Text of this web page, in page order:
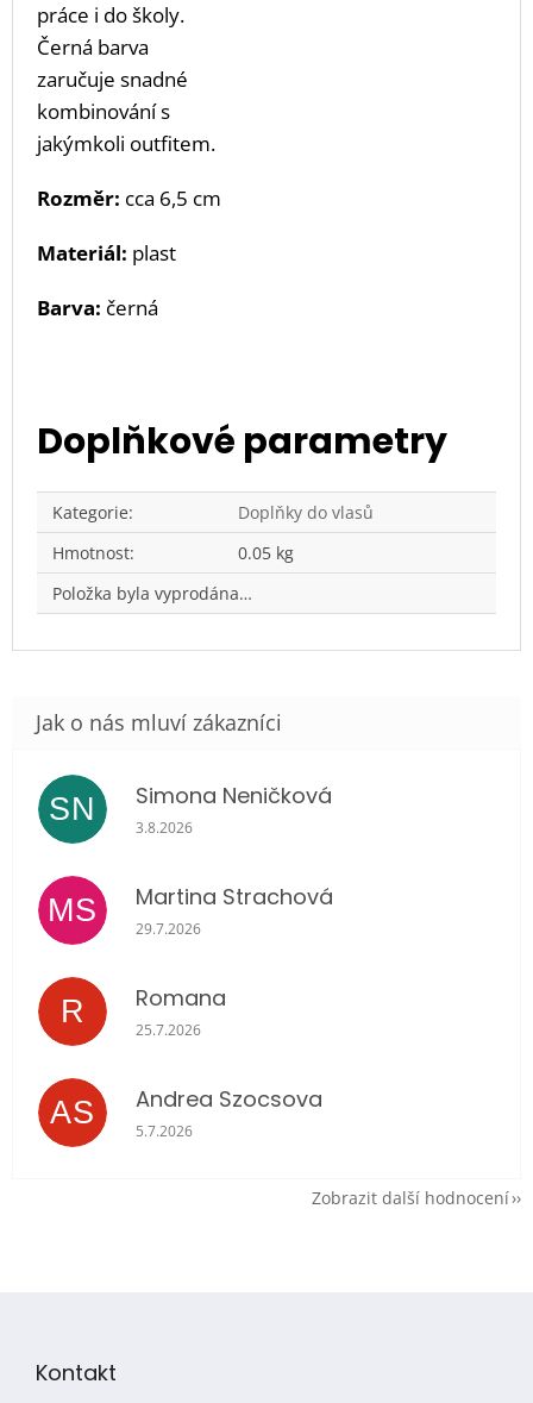
práce i do školy.
Černá barva
zaručuje snadné
kombinování s
jakýmkoli outfitem.
Rozměr: cca 6,5 cm
Materiál: plast
Barva: černá
Doplňkové parametry
Kategorie:
Doplňky do vlasů
Hmotnost:
0.05 kg
Položka byla vyprodána…
SN Simona Neničková
Hodnocení obchodu je 5 z 5 hvězdiček.
3.8.2026
MS Martina Strachová
Hodnocení obchodu je 5 z 5 hvězdiček.
29.7.2026
R Romana
Hodnocení obchodu je 5 z 5 hvězdiček.
25.7.2026
AS Andrea Szocsova
Hodnocení obchodu je 5 z 5 hvězdiček.
5.7.2026
Zobrazit další hodnocení
Kontakt